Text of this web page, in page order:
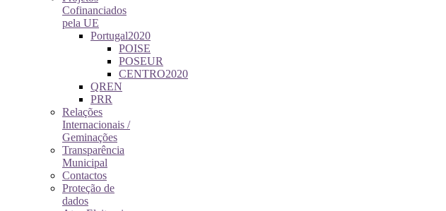
Cofinanciados
pela UE
Portugal2020
POISE
POSEUR
CENTRO2020
QREN
PRR
Relações
Internacionais /
Geminações
Transparência
Municipal
Contactos
Proteção de
dados